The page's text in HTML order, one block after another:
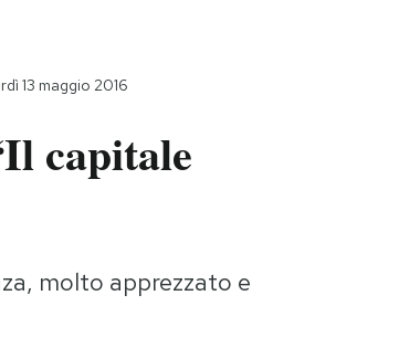
13 maggio 2016
capitale
molto apprezzato e